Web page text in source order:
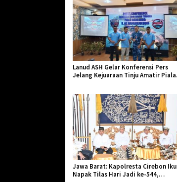
Lanud ASH Gelar Konferensi Pers
Jelang Kejuaraan Tinju Amatir Piala
Jawa Barat: Kapolresta Cirebon
Napak Tilas Hari Jadi ke-544,